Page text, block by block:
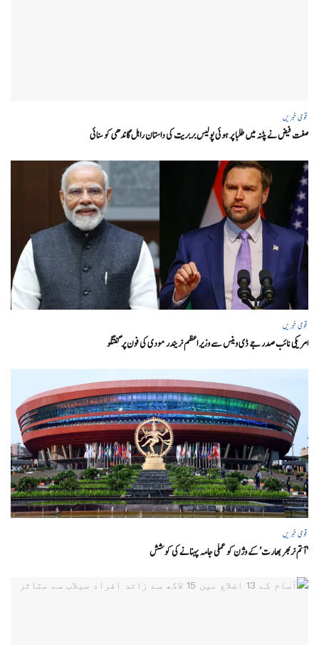
قومی خبریں
صفت فیض نے پٹنہ میں طلبا پر ہوئی پولیس بربریت کی داستان راہل گاندھی کو سنائی
قومی خبریں
امریکی نائب صدر جے ڈی وینس سے وزیر اعظم نریندر مودی کی فون پر گفتگو
قومی خبریں
‘ آتم نربھر بھارت’ کے وژن کو عملی جامہ پہنانے کی کوشش